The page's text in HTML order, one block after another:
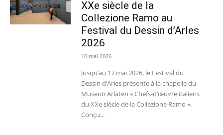
XXe siècle de la
Collezione Ramo au
Festival du Dessin d’Arles
2026
10 mai 2026
Jusqu’au 17 mai 2026, le Festival du
Dessin d’Arles présente à la chapelle du
Museon Arlaten « Chefs-d’œuvre italiens
du XXe siècle de la Collezione Ramo ».
Conçu...